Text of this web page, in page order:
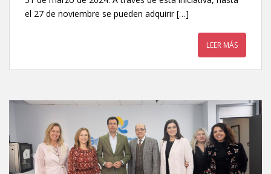
el 27 de noviembre se pueden adquirir […]
LEER MÁS